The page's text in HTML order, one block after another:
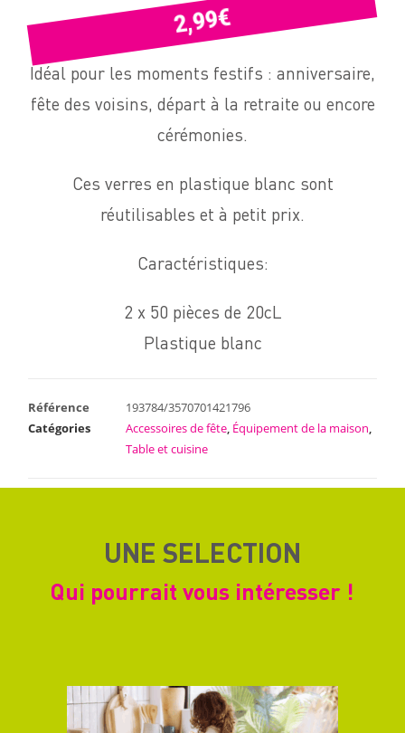
2,99€
Idéal pour les moments festifs : anniversaire,
fête des voisins, départ à la retraite ou encore
cérémonies.
Ces verres en plastique blanc sont
réutilisables et à petit prix.
Caractéristiques:
2 x 50 pièces de 20cL
Plastique blanc
Référence
193784/3570701421796
Catégories
Accessoires de fête, Équipement de la maison,
Table et cuisine
UNE SELECTION
Qui pourrait vous intéresser !